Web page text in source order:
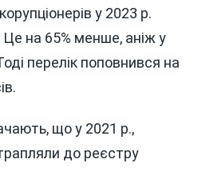
у 2023 р.
Це на 65% менше, аніж у
перелік поповнився на
що у 2021 р.,
до реєстру